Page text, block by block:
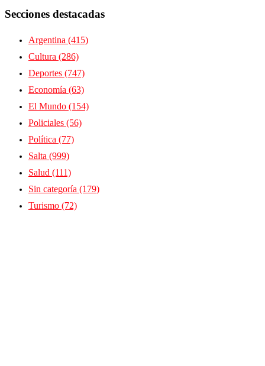
Secciones destacadas
Argentina (415)
Cultura (286)
Deportes (747)
Economía (63)
El Mundo (154)
Policiales (56)
Política (77)
Salta (999)
Salud (111)
Sin categoría (179)
Turismo (72)